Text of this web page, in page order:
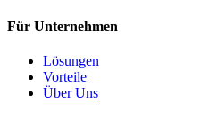
Für Unternehmen
Lösungen
Vorteile
Über Uns